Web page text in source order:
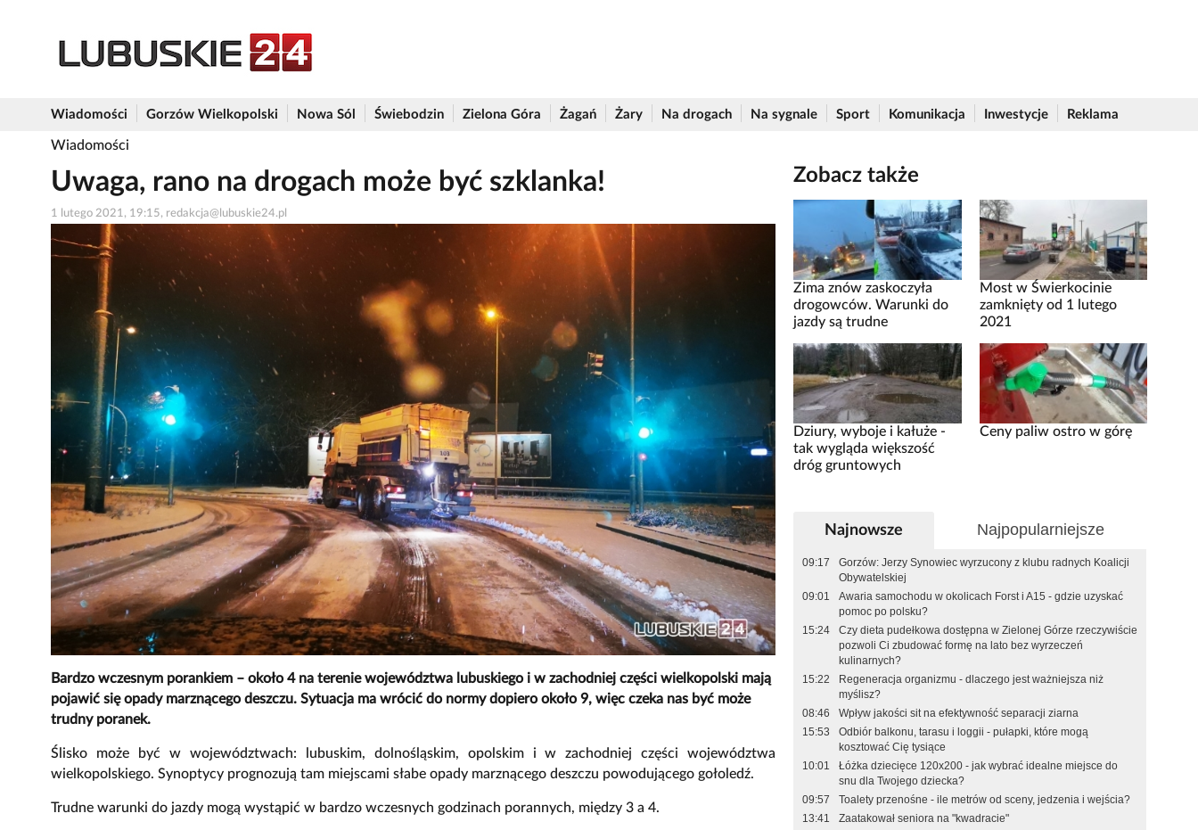
Wiadomości Gorzów Wielkopolski Nowa Sól Świebodzin Zielona Góra Żagań Żary Na drogach Na sygnale Sport Komunikacja Inwestycje Reklama
Wiadomości
Uwaga, rano na drogach może być szklanka!
1 lutego 2021, 19:15, redakcja@lubuskie24.pl
Bardzo wczesnym porankiem – około 4 na terenie województwa lubuskiego i w zachodniej części wielkopolski mają
pojawić się opady marznącego deszczu. Sytuacja ma wrócić do normy dopiero około 9, więc czeka nas być może
trudny poranek.
Ślisko może być w województwach: lubuskim, dolnośląskim, opolskim i w zachodniej części województwa
wielkopolskiego. Synoptycy prognozują tam miejscami słabe opady marznącego deszczu powodującego gołoledź.
Trudne warunki do jazdy mogą wystąpić w bardzo wczesnych godzinach porannych, między 3 a 4.
Zobacz także
Zima znów zaskoczyła
drogowców. Warunki do
jazdy są trudne
Most w Świerkocinie
zamknięty od 1 lutego
2021
Dziury, wyboje i kałuże -
tak wygląda większość
dróg gruntowych
Ceny paliw ostro w górę
Najnowsze Najpopularniejsze
09:17
Gorzów: Jerzy Synowiec wyrzucony z klubu radnych Koalicji
Obywatelskiej
09:01
Awaria samochodu w okolicach Forst i A15 - gdzie uzyskać
pomoc po polsku?
15:24
Czy dieta pudełkowa dostępna w Zielonej Górze rzeczywiście
pozwoli Ci zbudować formę na lato bez wyrzeczeń
kulinarnych?
15:22
Regeneracja organizmu - dlaczego jest ważniejsza niż
myślisz?
08:46
Wpływ jakości sit na efektywność separacji ziarna
15:53
Odbiór balkonu, tarasu i loggii - pułapki, które mogą
kosztować Cię tysiące
10:01
Łóżka dziecięce 120x200 - jak wybrać idealne miejsce do
snu dla Twojego dziecka?
09:57
Toalety przenośne - ile metrów od sceny, jedzenia i wejścia?
13:41
Zaatakował seniora na "kwadracie"